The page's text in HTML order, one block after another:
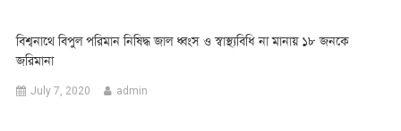
বিশ্বনাথে বিপুল পরিমান নিষিদ্ধ জাল ধ্বংস ও স্বাস্থ্যবিধি না মানায় ১৮ জনকে
জরিমানা
July 7, 2020 admin